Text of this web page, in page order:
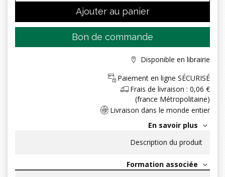
Ajouter au panier
Bon de commande
Disponible en librairie
Paiement en ligne SÉCURISÉ
Frais de livraison : 0,06 €
(france Métropolitaine)
Livraison dans le monde entier
En savoir plus
Description du produit
Formation associée